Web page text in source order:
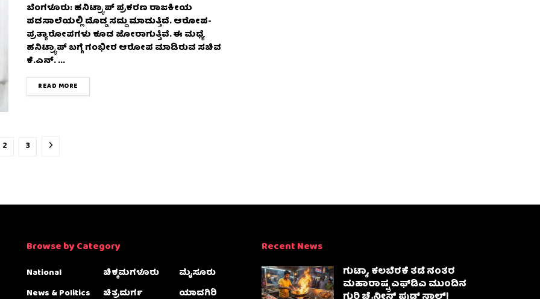
ಬೆಂಗಳೂರು: ಹನಿಟ್ರ್ಯಾಪ್ ಪ್ರಕರಣ ರಾಜಕೀಯ
ಪಡಸಾಲೆಯಲ್ಲಿ ದೊಡ್ಡ ಸದ್ದು ಮಾಡುತ್ತಿದೆ. ಆರೋಪ-
ಪ್ರತ್ಯಾರೋಪಗಳು ಕೂಡ ಜೋರಾಗುತ್ತಿವೆ. ಈ ಮಧ್ಯೆ
ಹನಿಟ್ರ್ಯಾಪ್ ಬಗ್ಗೆ ಗಂಭೀರ ಆರೋಪ ಮಾಡಿರುವ ಸಚಿವ
ಕೆ.ಎನ್. ...
READ MORE
2 3
Browse by Category
National
News & Politics
ಚಿಕ್ಕಮಗಳೂರು
ಚಿತ್ರದುರ್ಗ
ಮೈಸೂರು
ಯಾದಗಿರಿ
Recent News
ಗುಟ್ಕಾ, ಕಲಬೆರಕೆ ತಡೆ ನಂತರ
ಮಹಾರಾಷ್ಟ್ರ ಎಫ್‌ಡಿಎ ಮುಂದಿನ